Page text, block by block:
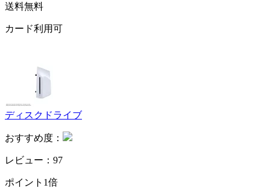
送料無料
カード利用可
ディスクドライブ
おすすめ度：
レビュー：97
ポイント1倍